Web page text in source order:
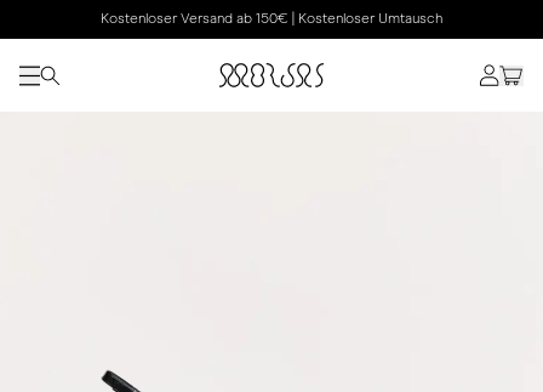
Kostenloser Versand ab 150€ | Kostenloser Umtausch